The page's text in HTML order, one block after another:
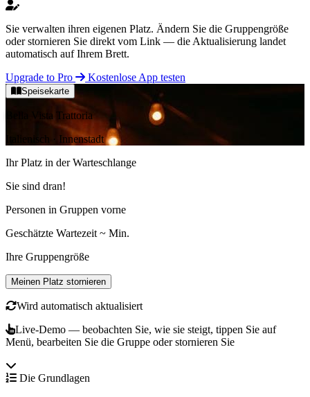
Sie verwalten ihren eigenen Platz. Ändern Sie die Gruppengröße
oder stornieren Sie direkt vom Link — die Aktualisierung landet
automatisch auf Ihrem Brett.
Upgrade to Pro
Kostenlose App testen
Speisekarte
Bella Vista Trattoria
Italienisch · Innenstadt
Ihr Platz in der Warteschlange
Sie sind dran!
Personen in Gruppen vorne
Geschätzte Wartezeit ~ Min.
Ihre Gruppengröße
Meinen Platz stornieren
Wird automatisch aktualisiert
Live-Demo — beobachten Sie, wie sie steigt, tippen Sie auf
Menü, bearbeiten Sie die Gruppe oder stornieren Sie
Die Grundlagen